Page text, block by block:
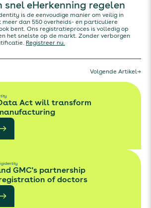
snel eHerkenning regelen
is de eenvoudige manier om veilig in
meer dan 550 overheids- en particuliere
bent. Ons registratieproces is volledig op
het snelste op de markt. Zonder verborgen
Registreer nu.
Volgende Artikel→
Act will transform
GMC's partnership
of doctors